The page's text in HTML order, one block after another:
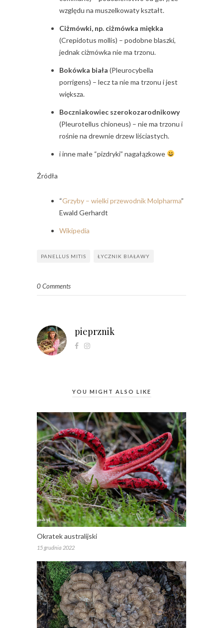
względu na muszelkowaty kształt.
Ciżmówki, np. ciżmówka miękka
(Crepidotus mollis) – podobne blaszki,
jednak ciżmówka nie ma trzonu.
Bokówka biała (Pleurocybella
porrigens) – lecz ta nie ma trzonu i jest
większa.
Boczniakowiec szerokozarodnikowy
(Pleurotellus chioneus) – nie ma trzonu i
rośnie na drewnie drzew liściastych.
i inne małe “pizdryki” nagałązkowe
Źródła
“Grzyby – wielki przewodnik Molpharma”
Ewald Gerhardt
Wikipedia
PANELLUS MITIS ŁYCZNIK BIAŁAWY
0 Comments
pieprznik
YOU MIGHT ALSO LIKE
Okratek australijski
15 grudnia 2022